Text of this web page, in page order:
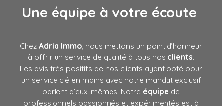
Une équipe à votre écoute
Chez Adria Immo, nous mettons un point d’honneur
à offrir un service de qualité à tous nos clients.
Les avis très positifs de nos clients ayant opté pour
un service clé en mains avec notre mandat exclusif
parlent d’eux-mêmes. Notre équipe de
professionnels passionnés et expérimentés est à